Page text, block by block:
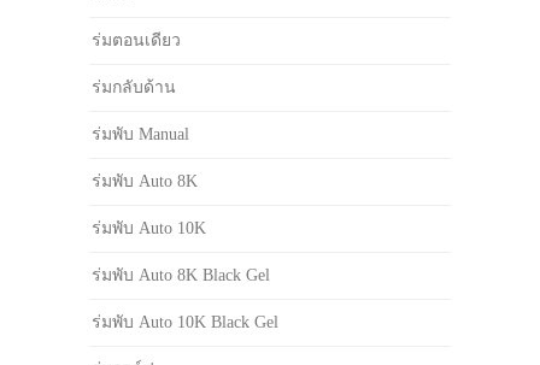
ร่มตอนเดียว
ร่มกลับด้าน
ร่มพับ Manual
ร่มพับ Auto 8K
ร่มพับ Auto 10K
ร่มพับ Auto 8K Black Gel
ร่มพับ Auto 10K Black Gel